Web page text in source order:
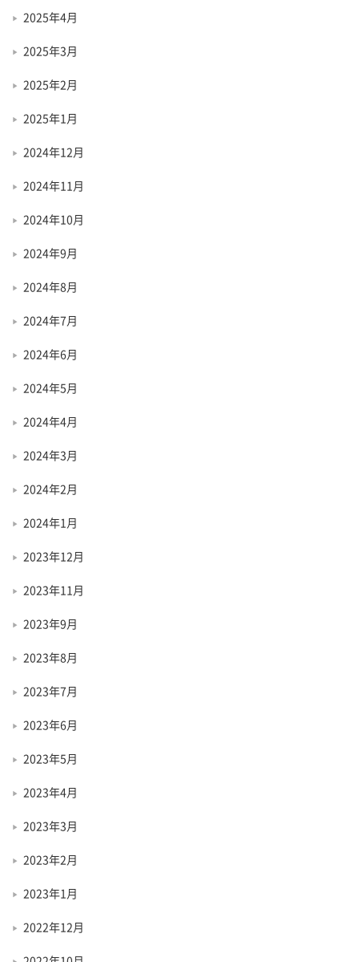
2025年4月
2025年3月
2025年2月
2025年1月
2024年12月
2024年11月
2024年10月
2024年9月
2024年8月
2024年7月
2024年6月
2024年5月
2024年4月
2024年3月
2024年2月
2024年1月
2023年12月
2023年11月
2023年9月
2023年8月
2023年7月
2023年6月
2023年5月
2023年4月
2023年3月
2023年2月
2023年1月
2022年12月